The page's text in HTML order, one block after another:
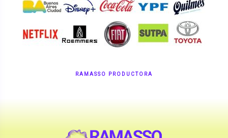
RAMASSO PRODUCTORA